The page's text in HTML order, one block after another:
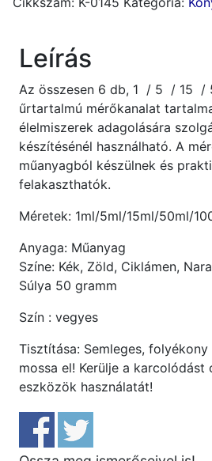
db
Leírás
Az összesen 6 db, 1 / 5 / 15 /
űrtartalmú mérőkanalat
élelmiszerek adagolására
készítésénél használható. A
műanyagból készülnek és
felakaszthatók.
Méretek: 1ml/5ml/15ml/50ml/
Anyaga: Műanyag
Színe: Kék, Zöld, Ciklámen,
Súlya 50 gramm
Szín : vegyes
Tisztítása: Semleges,
mossa el! Kerülje a karcolódást
eszközök használatát!